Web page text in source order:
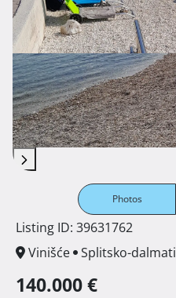
Photos
Listing ID: 39631762
Vinišće
Splitsko-
140.000 €